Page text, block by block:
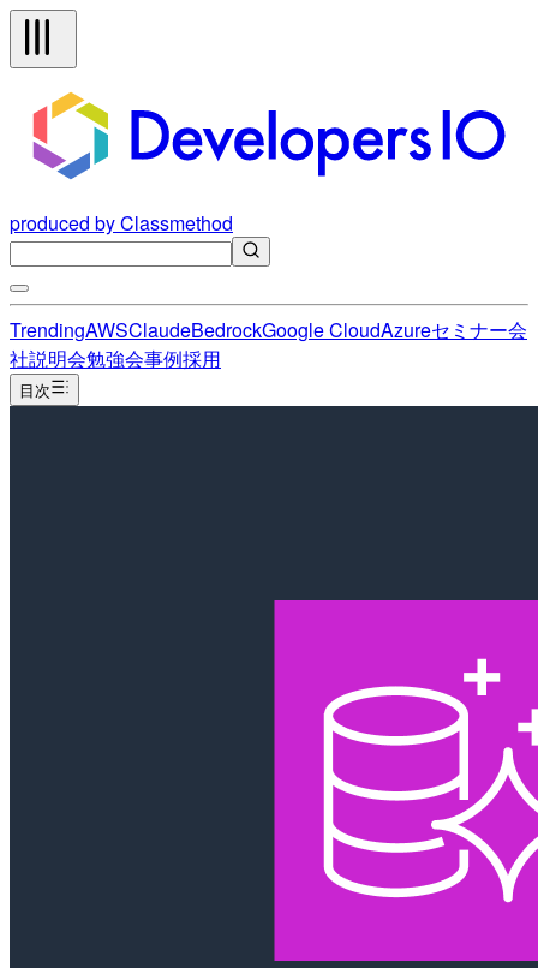
produced by Classmethod
TrendingAWSClaudeBedrockGoogle CloudAzureセミナー会
社説明会勉強会事例採用
目次